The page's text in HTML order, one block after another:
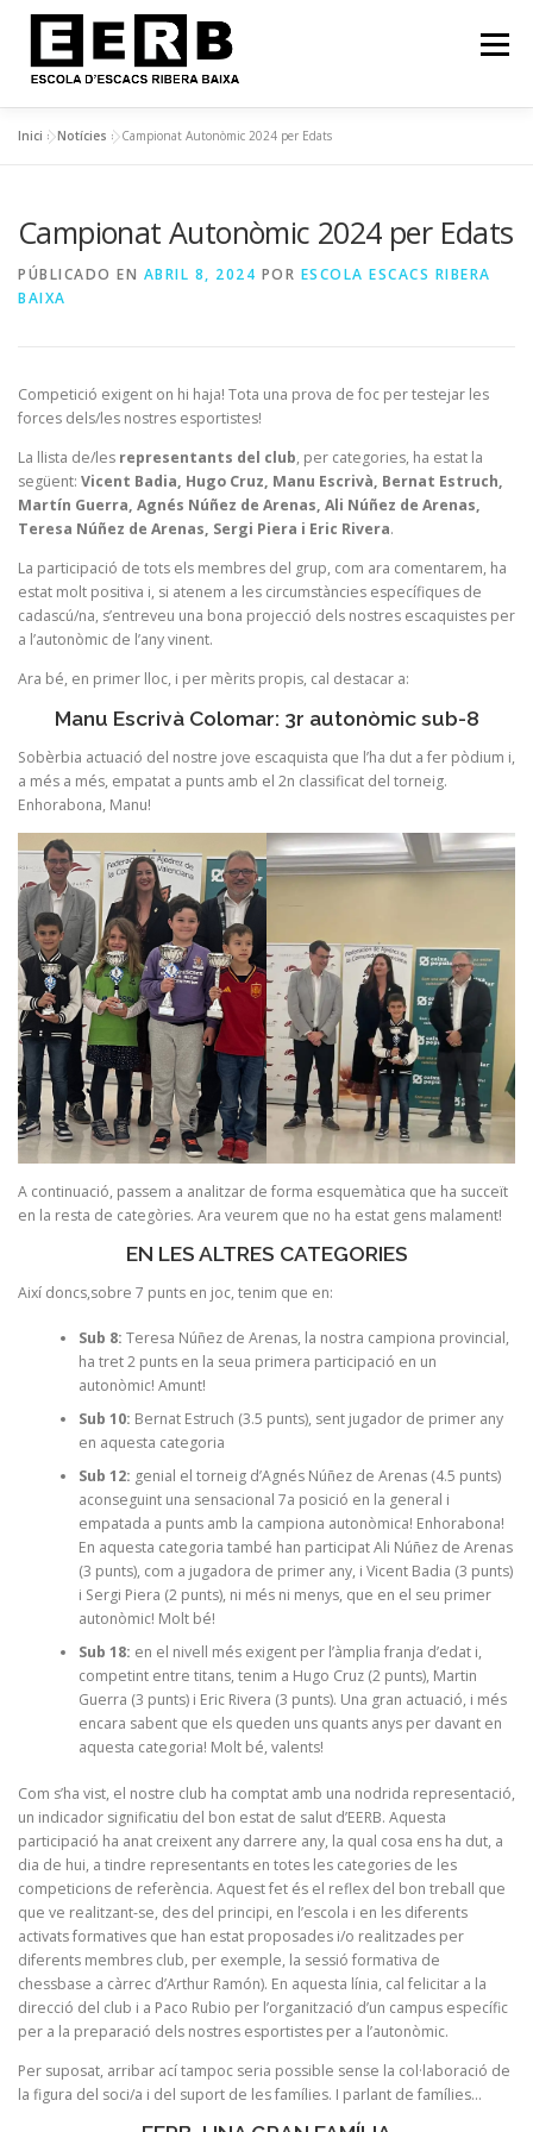
Menú
CURS 2025-2026: HORARI! EERB EN IMATGES
Inici »Notícies »Campionat Autonòmic 2024 per Edats
Campionat Autonòmic 2024 per Edats
PÚBLICADO EN ABRIL 8, 2024 POR ESCOLA ESCACS RIBERA
BAIXA
Competició exigent on hi haja! Tota una prova de foc per testejar les
forces dels/les nostres esportistes!
La llista de/les representants del club, per categories, ha estat la
següent: Vicent Badia, Hugo Cruz, Manu Escrivà, Bernat Estruch,
Martín Guerra, Agnés Núñez de Arenas, Ali Núñez de Arenas,
Teresa Núñez de Arenas, Sergi Piera i Eric Rivera.
La participació de tots els membres del grup, com ara comentarem, ha
estat molt positiva i, si atenem a les circumstàncies específiques de
cadascú/na, s’entreveu una bona projecció dels nostres escaquistes per
a l’autonòmic de l’any vinent.
Ara bé, en primer lloc, i per mèrits propis, cal destacar a:
Manu Escrivà Colomar: 3r autonòmic sub-8
Sobèrbia actuació del nostre jove escaquista que l’ha dut a fer pòdium i,
a més a més, empatat a punts amb el 2n classificat del torneig.
Enhorabona, Manu!
A continuació, passem a analitzar de forma esquemàtica que ha succeït
en la resta de categòries. Ara veurem que no ha estat gens malament!
EN LES ALTRES CATEGORIES
Així doncs,sobre 7 punts en joc, tenim que en:
Sub 8: Teresa Núñez de Arenas, la nostra campiona provincial,
ha tret 2 punts en la seua primera participació en un
autonòmic! Amunt!
Sub 10: Bernat Estruch (3.5 punts), sent jugador de primer any
en aquesta categoria
Sub 12: genial el torneig d’Agnés Núñez de Arenas (4.5 punts)
aconseguint una sensacional 7a posició en la general i
empatada a punts amb la campiona autonòmica! Enhorabona!
En aquesta categoria també han participat Ali Núñez de Arenas
(3 punts), com a jugadora de primer any, i Vicent Badia (3 punts)
i Sergi Piera (2 punts), ni més ni menys, que en el seu primer
autonòmic! Molt bé!
Sub 18: en el nivell més exigent per l’àmplia franja d’edat i,
competint entre titans, tenim a Hugo Cruz (2 punts), Martin
Guerra (3 punts) i Eric Rivera (3 punts). Una gran actuació, i més
encara sabent que els queden uns quants anys per davant en
aquesta categoria! Molt bé, valents!
Com s’ha vist, el nostre club ha comptat amb una nodrida representació,
un indicador significatiu del bon estat de salut d’EERB. Aquesta
participació ha anat creixent any darrere any, la qual cosa ens ha dut, a
dia de hui, a tindre representants en totes les categories de les
competicions de referència. Aquest fet és el reflex del bon treball que
que ve realitzant-se, des del principi, en l’escola i en les diferents
activats formatives que han estat proposades i/o realitzades per
diferents membres club, per exemple, la sessió formativa de
chessbase a càrrec d’Arthur Ramón). En aquesta línia, cal felicitar a la
direcció del club i a Paco Rubio per l’organització d’un campus específic
per a la preparació dels nostres esportistes per a l’autonòmic.
Per suposat, arribar ací tampoc seria possible sense la col·laboració de
la figura del soci/a i del suport de les famílies. I parlant de famílies…